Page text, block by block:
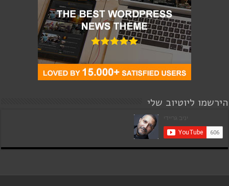
הירשמו ליוטיוב שלי